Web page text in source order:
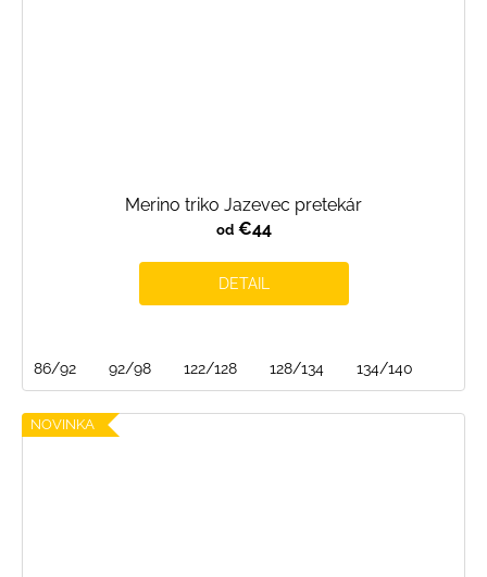
Merino triko Jazevec pretekár
od€44
DETAIL
86/92 92/98 122/128 128/134 134/140
NOVINKA